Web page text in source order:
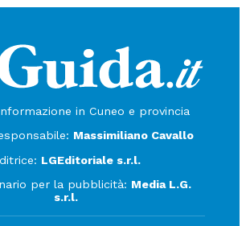
in Cuneo e provincia
Massimiliano Cavallo
LGEditoriale s.r.l.
per la pubblicità: Media L.G.
s.r.l.